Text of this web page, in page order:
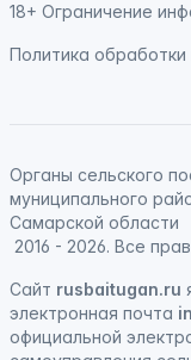
18+ Ограничение
Политика
Органы сельского
муниципального
Самарской области
2016 - 2026. Все
Сайт rusbaitugan.ru
электронная почта
официальной